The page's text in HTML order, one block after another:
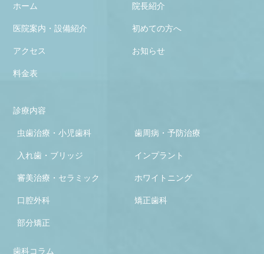
ホーム 院長紹介
医院案内・設備紹介 初めての方へ
アクセス お知らせ
料金表
診療内容
虫歯治療・小児歯科 歯周病・予防治療
入れ歯・ブリッジ インプラント
審美治療・セラミック ホワイトニング
口腔外科 矯正歯科
部分矯正
歯科コラム